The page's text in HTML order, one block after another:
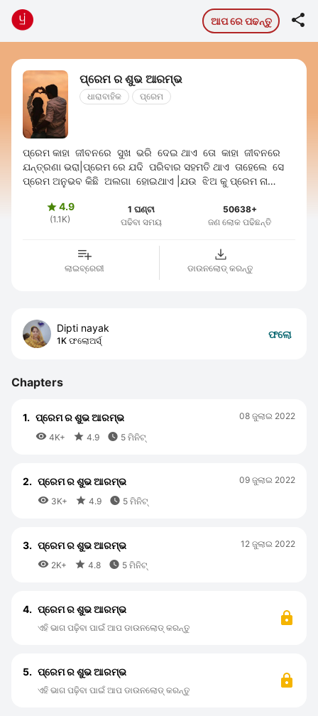
ଆପ ରେ ପଢନ୍ତୁ 
ପ୍ରେମ ର ଶୁଭ ଆରମ୍ଭ
ଧାରାବାହିକ ପ୍ରେମ
ପ୍ରେମ କାହା ଜୀବନରେ ସୁଖ ଭରି ଦେଇ ଥାଏ ତୋ କାହା ଜୀବନରେ
ଯନ୍ତ୍ରଣା ଭରା|ପ୍ରେମ ରେ ଯଦି ପରିବାର ସହମତି ଥାଏ ତାହେଲେ ସେ
ପ୍ରେମ ଅନୁଭବ କିଛି ଅଲଗା ହୋଇଥାଏ |ଯଉ ଝିଅ କୁ ପ୍ରେମ ନା
4.9
(1.1K)
1 ଘଣ୍ଟା
ପଢିବା ସମୟ
50638+
ଜଣ ଲୋକ ପଢିଛନ୍ତି
ଲାଇବ୍ରେରୀ ଡାଉନଲୋଡ୍ କରନ୍ତୁ
Dipti nayak
1K ଫଲୋଅର୍ସ୍
ଫଲୋ
Chapters
1. ପ୍ରେମ ର ଶୁଭ ଆରମ୍ଭ
 4K+  4.9  5 ମିନିଟ୍
08 ଜୁଲାଇ 2022
2. ପ୍ରେମ ର ଶୁଭ ଆରମ୍ଭ
 3K+  4.9  5 ମିନିଟ୍
09 ଜୁଲାଇ 2022
3. ପ୍ରେମ ର ଶୁଭ ଆରମ୍ଭ
 2K+  4.8  5 ମିନିଟ୍
12 ଜୁଲାଇ 2022
4. ପ୍ରେମ ର ଶୁଭ ଆରମ୍ଭ
ଏହି ଭାଗ ପଢ଼ିବା ପାଇଁ ଆପ ଡାଉନଲୋଡ୍ କରନ୍ତୁ
5. ପ୍ରେମ ର ଶୁଭ ଆରମ୍ଭ
ଏହି ଭାଗ ପଢ଼ିବା ପାଇଁ ଆପ ଡାଉନଲୋଡ୍ କରନ୍ତୁ